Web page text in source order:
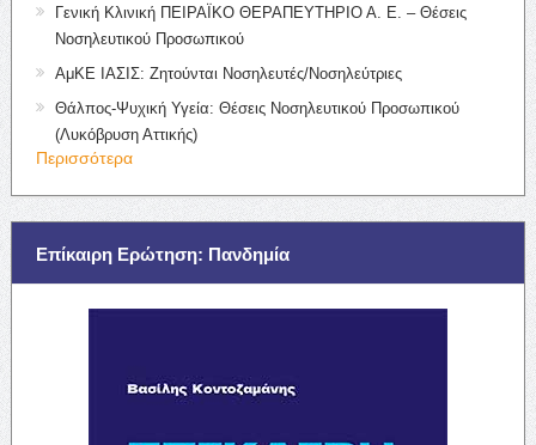
Γενική Κλινική ΠΕΙΡΑΪΚΟ ΘΕΡΑΠΕΥΤΗΡΙΟ Α. Ε. – Θέσεις
Νοσηλευτικού Προσωπικού
ΑμΚΕ ΙΑΣΙΣ: Ζητούνται Νοσηλευτές/Νοσηλεύτριες
Θάλπος-Ψυχική Υγεία: Θέσεις Νοσηλευτικού Προσωπικού
(Λυκόβρυση Αττικής)
Περισσότερα
Επίκαιρη Ερώτηση: Πανδημία